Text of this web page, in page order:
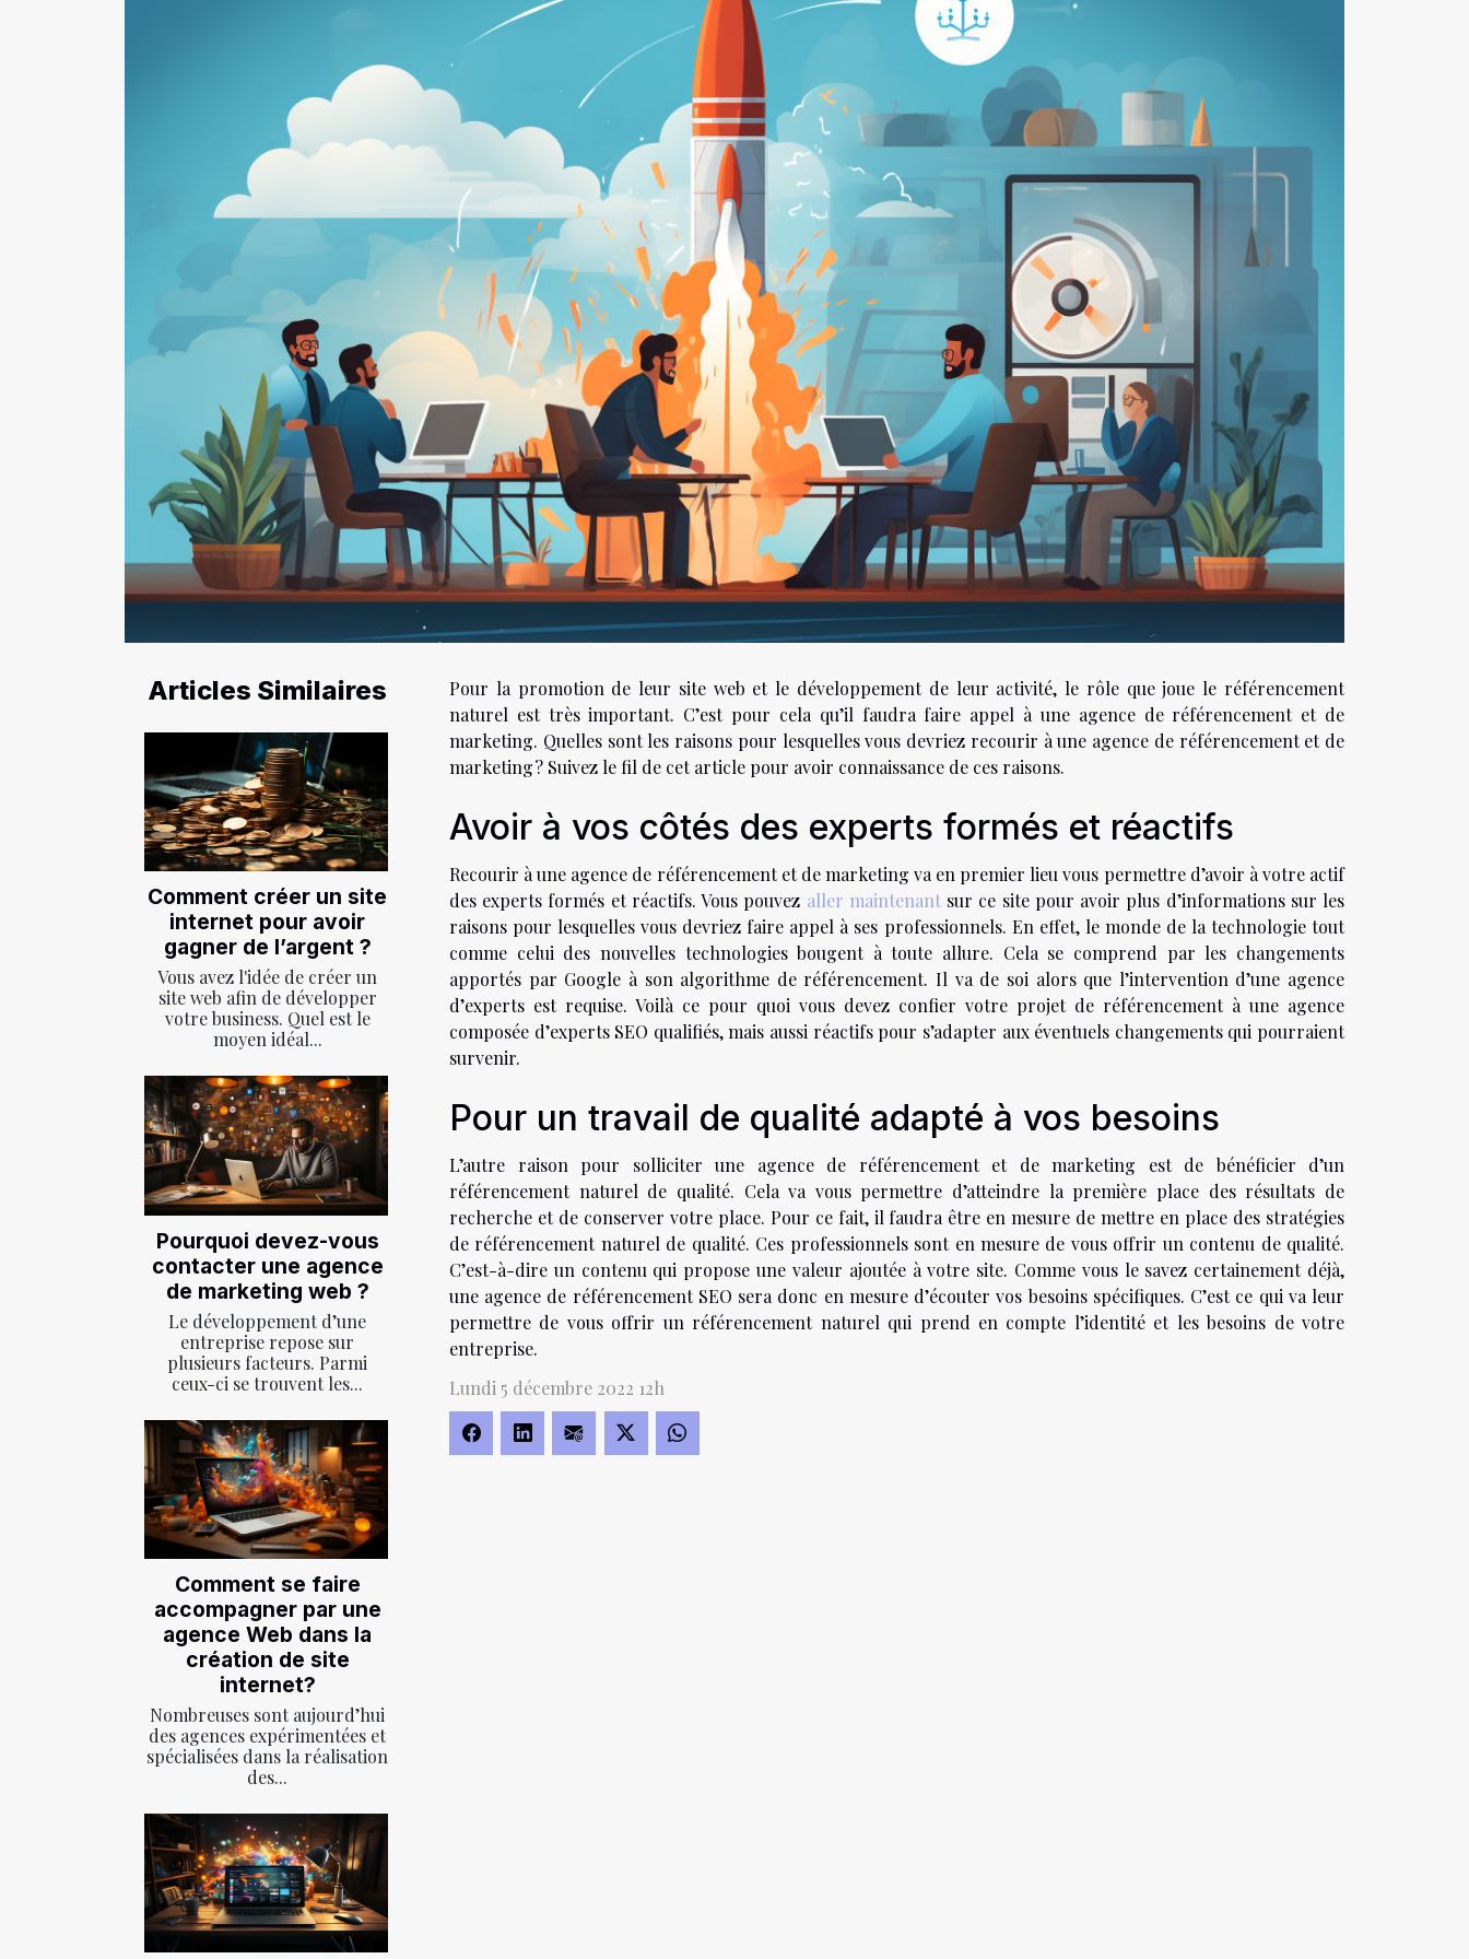
Articles Similaires
Comment créer un site
internet pour avoir
gagner de l’argent ?
Vous avez l'idée de créer un
site web afin de développer
votre business. Quel est le
moyen idéal...
Pourquoi devez-vous
contacter une agence
de marketing web ?
Le développement d’une
entreprise repose sur
plusieurs facteurs. Parmi
ceux-ci se trouvent les...
Comment se faire
accompagner par une
agence Web dans la
création de site
internet?
Nombreuses sont aujourd’hui
des agences expérimentées et
spécialisées dans la réalisation
des...
Pour la promotion de leur site web et le développement de leur activité, le rôle que joue le référencement
naturel est très important. C’est pour cela qu’il faudra faire appel à une agence de référencement et de
marketing. Quelles sont les raisons pour lesquelles vous devriez recourir à une agence de référencement et de
marketing ? Suivez le fil de cet article pour avoir connaissance de ces raisons.
Avoir à vos côtés des experts formés et réactifs
Recourir à une agence de référencement et de marketing va en premier lieu vous permettre d’avoir à votre actif
des experts formés et réactifs. Vous pouvez aller maintenantsur ce site pour avoir plus d’informations sur les
raisons pour lesquelles vous devriez faire appel à ses professionnels. En effet, le monde de la technologie tout
comme celui des nouvelles technologies bougent à toute allure. Cela se comprend par les changements
apportés par Google à son algorithme de référencement. Il va de soi alors que l’intervention d’une agence
d’experts est requise. Voilà ce pour quoi vous devez confier votre projet de référencement à une agence
composée d’experts SEO qualifiés, mais aussi réactifs pour s’adapter aux éventuels changements qui pourraient
survenir.
Pour un travail de qualité adapté à vos besoins
L’autre raison pour solliciter une agence de référencement et de marketing est de bénéficier d’un
référencement naturel de qualité. Cela va vous permettre d’atteindre la première place des résultats de
recherche et de conserver votre place. Pour ce fait, il faudra être en mesure de mettre en place des stratégies
de référencement naturel de qualité. Ces professionnels sont en mesure de vous offrir un contenu de qualité.
C’est-à-dire un contenu qui propose une valeur ajoutée à votre site. Comme vous le savez certainement déjà,
une agence de référencement SEO sera donc en mesure d’écouter vos besoins spécifiques. C’est ce qui va leur
permettre de vous offrir un référencement naturel qui prend en compte l’identité et les besoins de votre
entreprise.
Lundi 5 décembre 2022 12h